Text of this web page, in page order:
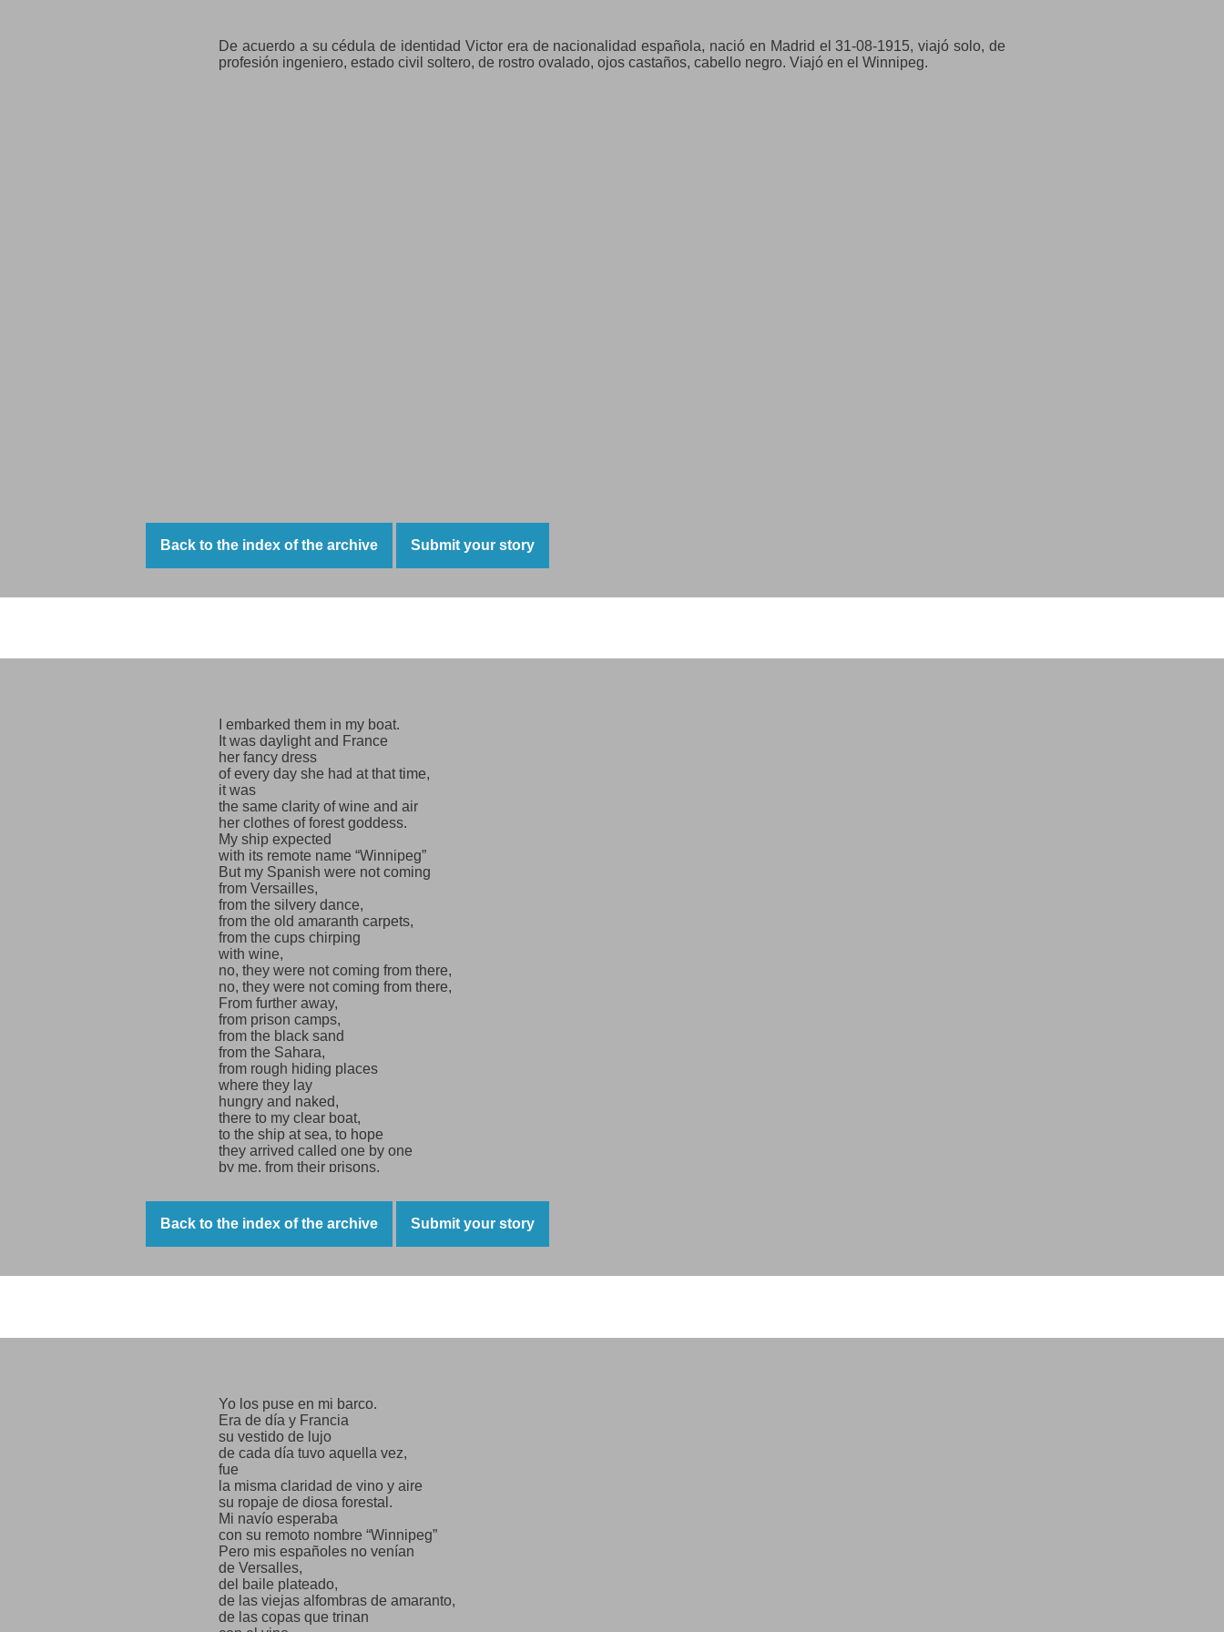
De acuerdo a su cédula de identidad Victor era de nacionalidad española, nació en Madrid el 31-08-1915, viajó solo, de
profesión ingeniero, estado civil soltero, de rostro ovalado, ojos castaños, cabello negro. Viajó en el Winnipeg.
Back to the index of the archive Submit your story
I embarked them in my boat.
It was daylight and France
her fancy dress
of every day she had at that time,
it was
the same clarity of wine and air
her clothes of forest goddess.
My ship expected
with its remote name “Winnipeg”
But my Spanish were not coming
from Versailles,
from the silvery dance,
from the old amaranth carpets,
from the cups chirping
with wine,
no, they were not coming from there,
no, they were not coming from there,
From further away,
from prison camps,
from the black sand
from the Sahara,
from rough hiding places
where they lay
hungry and naked,
there to my clear boat,
to the ship at sea, to hope
they arrived called one by one
by me, from their prisons,
from the shaky France
called by my mouth
arrived,
Saavedra, I said, and came the mason,
potters, tanners:
the boat was becoming populated
parting to my homeland.
I felt in my fingers
the seeds
from Spain
that I rescued myself and scattered
over the sea, directed
to the peace
of the prairies.
Back to the index of the archive Submit your story
Yo los puse en mi barco.
Era de día y Francia
su vestido de lujo
de cada día tuvo aquella vez,
fue
la misma claridad de vino y aire
su ropaje de diosa forestal.
Mi navío esperaba
con su remoto nombre “Winnipeg”
Pero mis españoles no venían
de Versalles,
del baile plateado,
de las viejas alfombras de amaranto,
de las copas que trinan